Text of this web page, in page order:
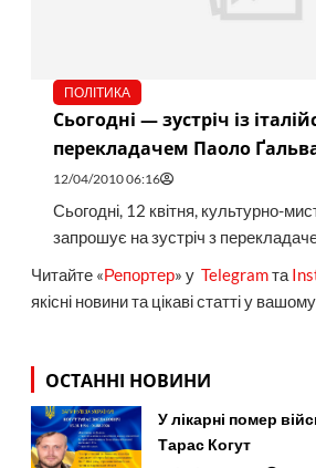
ПОЛІТИКА
Сьогодні — зустріч із
перекладачем Паоло
12/04/2010 06:16
Сьогодні, 12 квітня, культурно-
запрошує на зустріч з
Читайте «Репортер» у Telegramта
якісні новини та цікаві статті у
ОСТАННІ НОВИНИ
У лікарні помер
Тарас Когут